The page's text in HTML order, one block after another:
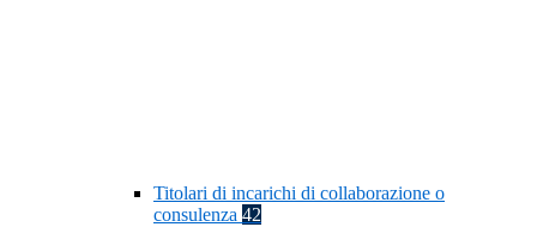
Titolari di incarichi di collaborazione o
consulenza 42